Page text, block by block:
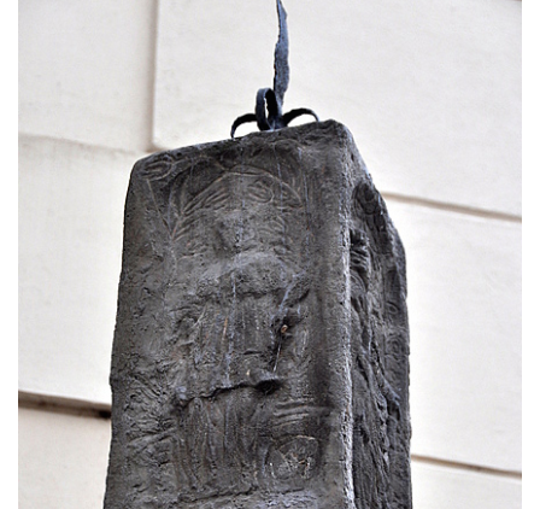
Sloup Panny Marie na hřbitově ve Slaném
Sloup Panny Marie na Husově náměstí v
Sloup Panny Marie na náměstí krále
Vladislava ve Velvarech
Sloup Nejsvětější Trojice v zahradě domu
čp. 174 na návsi v Podsedicích
Sloup svatého Floriána a svatého Vavřince
v Pnětlukách u Podsedic
Sloup Panny Marie jižně od Ploskovic
Sloup svatého Jana Nepomuckého v
Budyni nad Ohří
Sloup Panny Marie v klášteře v Oseku
Sloup Panny Marie se sochami svatého
Jana Nepomuckého a svatého Vavřince ve